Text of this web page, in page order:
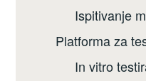
Ispitivanje
Platforma za
In vitro